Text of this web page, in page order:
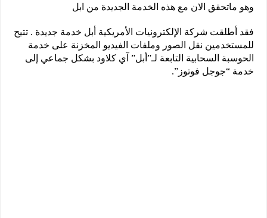
وهو ماتحقق الان مع هذه الخدمة الجديدة من ابل
فقد أطلقت شركة الإلكترونيات الأمريكية أبل خدمة جديدة . تتيح
للمستخدمين نقل الصور وملفات الفيديو المخزنة على خدمة
الحوسبة السحابية التابعة لـ”أبل” آي كلاود بشكل جماعي إلى
خدمة “جوجل فوتوز”.